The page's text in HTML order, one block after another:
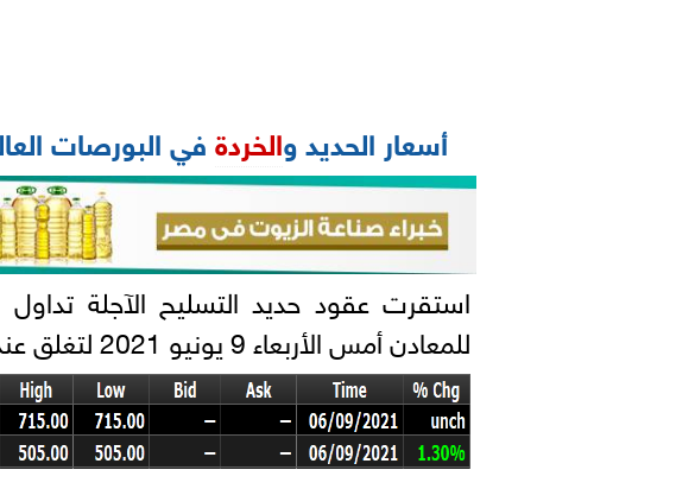
أسعار الحديد والخردةفي البورصات
استقرت عقود حديد التسليح الآجلة
للمعادن أمس الأربعاء 9 يونيو 2021 لتغلق عند 715 دولار للطن.